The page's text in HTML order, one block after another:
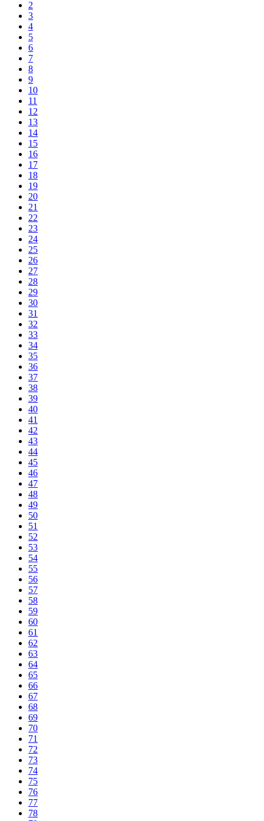
2
3
4
5
6
7
8
9
10
11
12
13
14
15
16
17
18
19
20
21
22
23
24
25
26
27
28
29
30
31
32
33
34
35
36
37
38
39
40
41
42
43
44
45
46
47
48
49
50
51
52
53
54
55
56
57
58
59
60
61
62
63
64
65
66
67
68
69
70
71
72
73
74
75
76
77
78